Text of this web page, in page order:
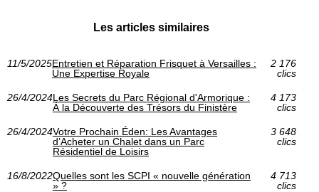
Les articles similaires
11/5/2025Entretien et Réparation Frisquet à Versailles :
Une Expertise Royale
2 176
clics
26/4/2024Les Secrets du Parc Régional d'Armorique :
À la Découverte des Trésors du Finistère
4 173
clics
26/4/2024Votre Prochain Éden: Les Avantages
d’Acheter un Chalet dans un Parc
Résidentiel de Loisirs
3 648
clics
16/8/2022Quelles sont les SCPI « nouvelle génération
» ?
4 713
clics